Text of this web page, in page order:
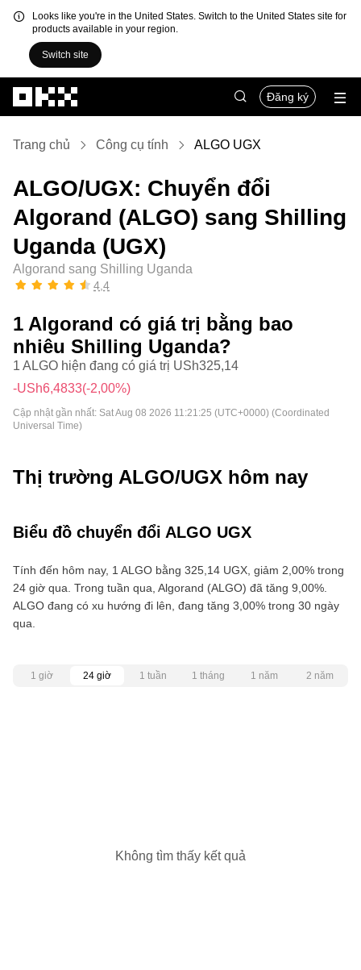
Looks like you're in the United States. Switch to the United States site for
products available in your region.
Switch site
Đăng ký
Trang chủ Công cụ tính ALGO UGX
ALGO/UGX: Chuyển đổi
Algorand (ALGO) sang Shilling
Uganda (UGX)
Algorand sang Shilling Uganda
4,4
1 Algorand có giá trị bằng bao
nhiêu Shilling Uganda?
1 ALGO hiện đang có giá trị USh325,14
-USh6,4833(-2,00%)
Cập nhật gần nhất: Sat Aug 08 2026 11:21:25 (UTC+0000) (Coordinated
Universal Time)
Thị trường ALGO/UGX hôm nay
Biểu đồ chuyển đổi ALGO UGX
Tính đến hôm nay, 1 ALGO bằng 325,14 UGX, giảm 2,00% trong
24 giờ qua. Trong tuần qua, Algorand (ALGO) đã tăng 9,00%.
ALGO đang có xu hướng đi lên, đang tăng 3,00% trong 30 ngày
qua.
1 giờ 24 giờ 1 tuần 1 tháng 1 năm 2 năm
Không tìm thấy kết quả